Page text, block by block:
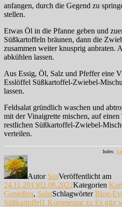
anfangen, durch die Gegend zu
stellen.
Etwas Öl in die Pfanne geben und
Süßkartoffeln bräunen, dann die
zusammen weiter knusprig anbraten.
abkühlen lassen.
Aus Essig, Öl, Salz und Pfeffer eine
Esslöffel Süßkartoffel-Zwiebel-
lassen.
Feldsalat gründlich waschen und
mit der Vinaigrette mischen, auf
restlichen Süßkartoffel-Zwiebel-
verteilen.
Index:
Autor SusVeröffentlicht am
24.11.201302.08.2022Kategorien
Genießen, SalatSchlagwörterBlog-
Süßkartoffel1 Kommentarzu Es gibt